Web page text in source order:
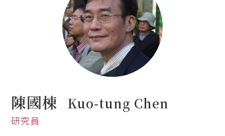
陳國棟 Kuo-tung Chen
研究員